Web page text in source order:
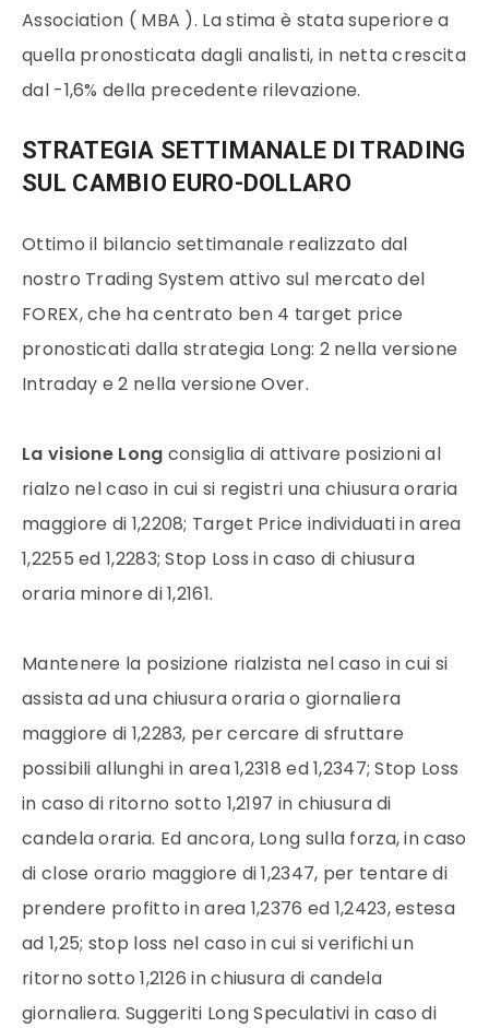
Association ( MBA ). La stima è stata superiore a
quella pronosticata dagli analisti, in netta crescita
dal -1,6% della precedente rilevazione.
STRATEGIA SETTIMANALE DI TRADING
SUL CAMBIO EURO-DOLLARO
Ottimo il bilancio settimanale realizzato dal
nostro Trading System attivo sul mercato del
FOREX, che ha centrato ben 4 target price
pronosticati dalla strategia Long: 2 nella versione
Intraday e 2 nella versione Over.
La visione Long consiglia di attivare posizioni al
rialzo nel caso in cui si registri una chiusura oraria
maggiore di 1,2208; Target Price individuati in area
1,2255 ed 1,2283; Stop Loss in caso di chiusura
oraria minore di 1,2161.
Mantenere la posizione rialzista nel caso in cui si
assista ad una chiusura oraria o giornaliera
maggiore di 1,2283, per cercare di sfruttare
possibili allunghi in area 1,2318 ed 1,2347; Stop Loss
in caso di ritorno sotto 1,2197 in chiusura di
candela oraria. Ed ancora, Long sulla forza, in caso
di close orario maggiore di 1,2347, per tentare di
prendere profitto in area 1,2376 ed 1,2423, estesa
ad 1,25; stop loss nel caso in cui si verifichi un
ritorno sotto 1,2126 in chiusura di candela
giornaliera. Suggeriti Long Speculativi in caso di